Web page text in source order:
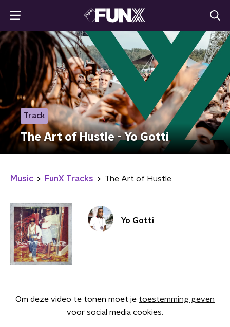
Track
The Art of Hustle - Yo Gotti
Music FunX Tracks The Art of Hustle
Yo Gotti
Om deze video te tonen moet je toestemming geven
voor social media cookies.